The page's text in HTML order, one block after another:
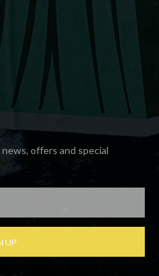
offers and special
UP